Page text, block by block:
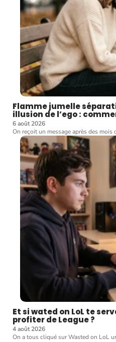
Flamme jumelle
illusion de l’ego :
6 août 2026
On reçoit un message après des
Et si wated on LoL te
profiter de League ?
4 août 2026
On a tous cliqué sur Wasted on LoL